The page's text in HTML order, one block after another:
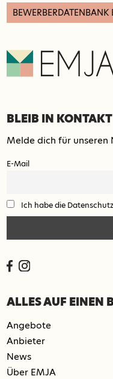
BLEIB IN KONTAKT
Melde dich für unseren
E-Mail
Ich habe die
ALLES AUF EINEN
Angebote
Anbieter
News
Über EMJA
BEWERBERDATENBANK